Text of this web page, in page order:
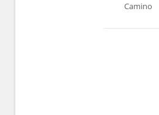
Camino